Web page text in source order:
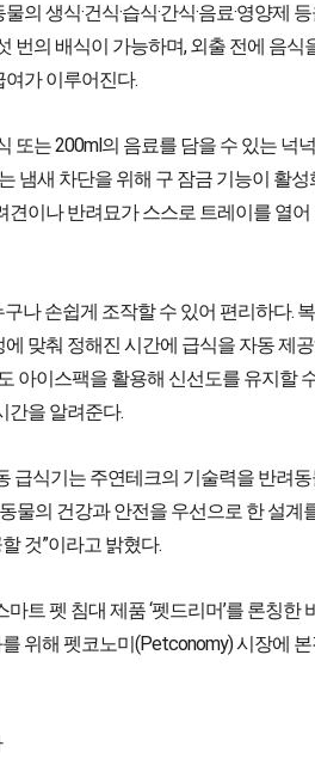
의 생식·건식·습식·간식·음료·영양제
번의 배식이 가능하며, 외출 전에 음식
가 이루어진다.
또는 200ml의 음료를 담을 수 있는 넉
냄새 차단을 위해 구 잠금 기능이 활
견이나 반려묘가 스스로 트레이를 열
나 손쉽게 조작할 수 있어 편리하다.
맞춰 정해진 시간에 급식을 자동 제
아이스팩을 활용해 신선도를 유지할
간을 알려준다.
급식기는 주연테크의 기술력을 반려
물의 건강과 안전을 우선으로 한 설계
것”이라고 밝혔다.
트 펫 침대 제품 ‘펫드리머’를 론칭한
위해 펫코노미(Petconomy) 시장에